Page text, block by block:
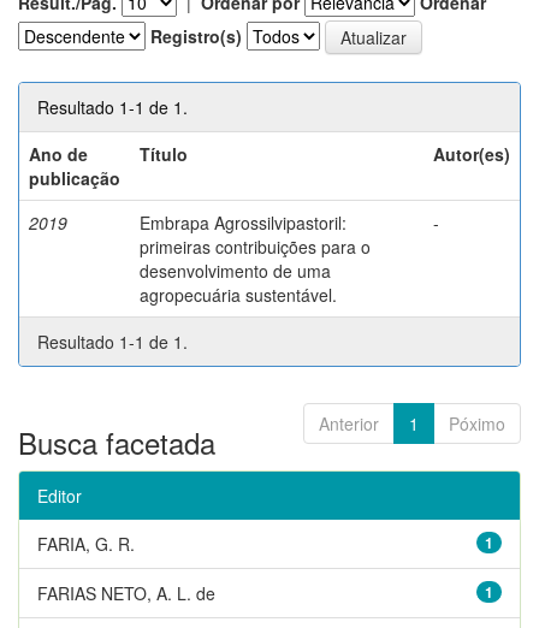
Registro(s)
Resultado 1-1 de 1.
Ano de
publicação
Título Autor(es)
2019
Embrapa Agrossilvipastoril:
primeiras contribuições para o
desenvolvimento de uma
agropecuária sustentável.
-
Resultado 1-1 de 1.
Anterior 1 Póximo
Busca facetada
Editor
1
FARIA, G. R.
1
FARIAS NETO, A. L. de